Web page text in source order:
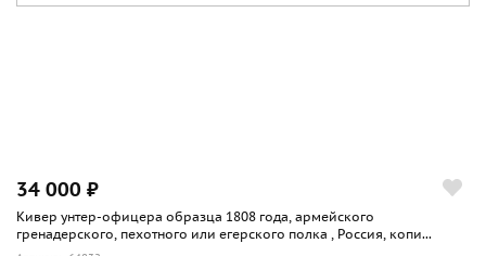
34 000 ₽
Кивер унтер-офицера образца 1808 года, армейского
гренадерского, пехотного или егерского полка , Россия, копи...